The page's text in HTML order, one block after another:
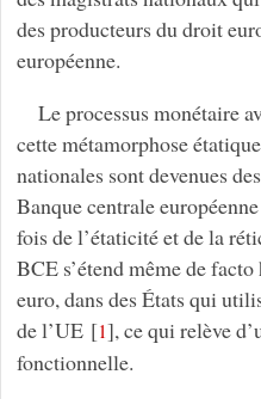
des producteurs du droit
européenne.
Le processus monétaire
cette métamorphose
nationales sont devenues
Banque centrale
fois de l’étaticité et de la
BCE s’étend même de
euro, dans des États qui
de l’UE[1], ce qui relève
fonctionnelle.